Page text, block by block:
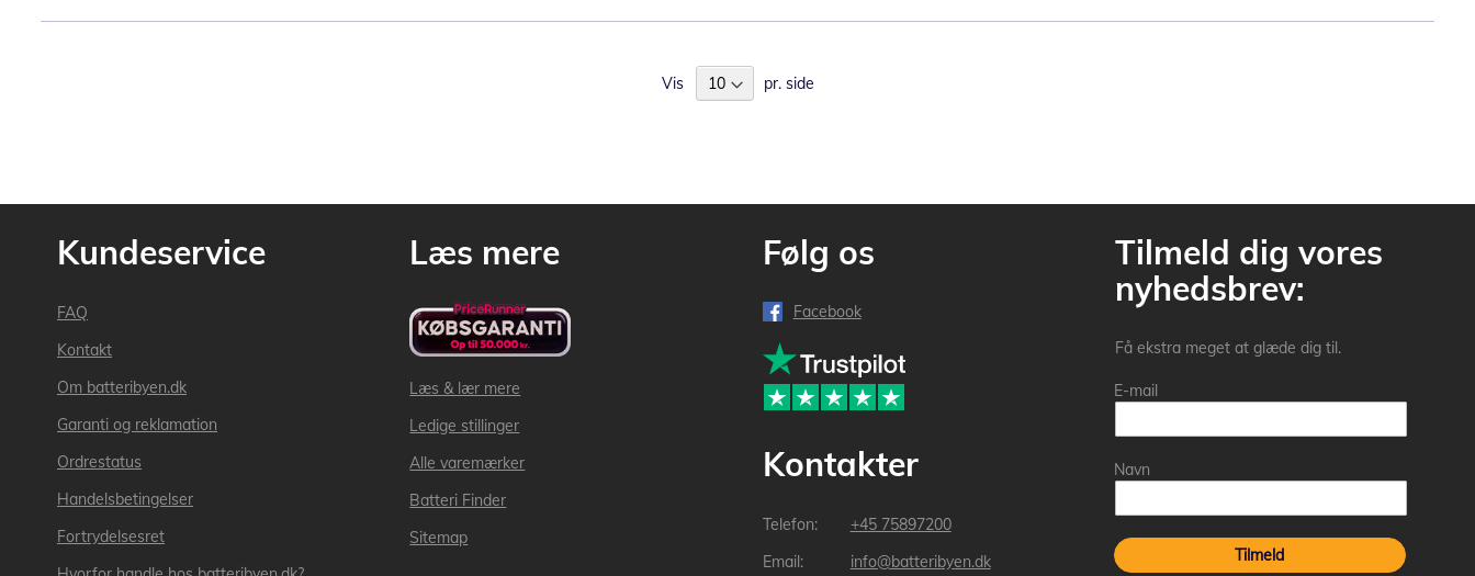
Vis pr. side
Kundeservice
FAQ
Kontakt
Om batteribyen.dk
Garanti og reklamation
Ordrestatus
Handelsbetingelser
Fortrydelsesret
Læs mere
Læs & lær mere
Ledige stillinger
Alle varemærker
Batteri Finder
Sitemap
Følg os
Facebook
Kontakter
+45 75897200
info@batteribyen.dk
Tilmeld dig vores
nyhedsbrev:
Få ekstra meget at glæde dig til.
E-mail
Navn
Tilmeld